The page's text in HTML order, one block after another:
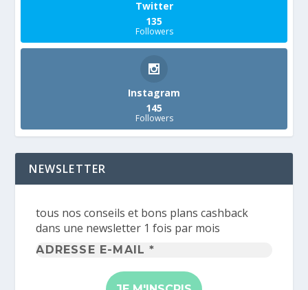
Twitter
135
Followers
Instagram
145
Followers
NEWSLETTER
tous nos conseils et bons plans cashback
dans une newsletter 1 fois par mois
Adresse
mail